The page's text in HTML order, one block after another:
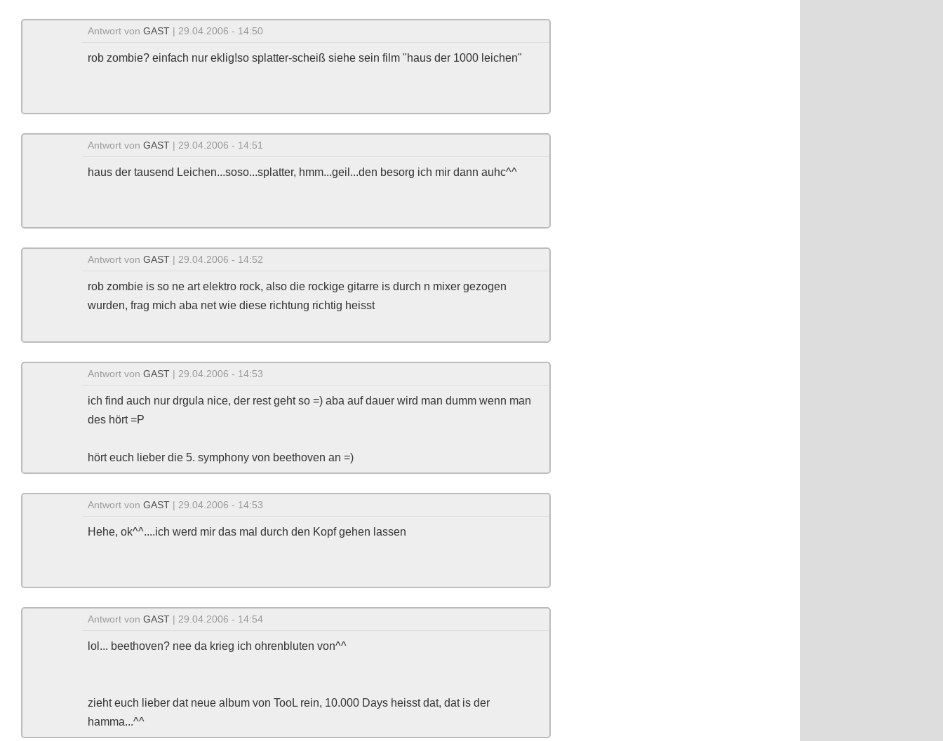
Antwort von GAST | 29.04.2006 - 14:50
rob zombie? einfach nur eklig!so splatter-scheiß siehe sein film "haus der 1000 leichen"
Antwort von GAST | 29.04.2006 - 14:51
haus der tausend Leichen...soso...splatter, hmm...geil...den besorg ich mir dann auhc^^
Antwort von GAST | 29.04.2006 - 14:52
rob zombie is so ne art elektro rock, also die rockige gitarre is durch n mixer gezogen
wurden, frag mich aba net wie diese richtung richtig heisst
Antwort von GAST | 29.04.2006 - 14:53
ich find auch nur drgula nice, der rest geht so =) aba auf dauer wird man dumm wenn man
des hört =P
hört euch lieber die 5. symphony von beethoven an =)
Antwort von GAST | 29.04.2006 - 14:53
Hehe, ok^^....ich werd mir das mal durch den Kopf gehen lassen
Antwort von GAST | 29.04.2006 - 14:54
lol... beethoven? nee da krieg ich ohrenbluten von^^
zieht euch lieber dat neue album von TooL rein, 10.000 Days heisst dat, dat is der
hamma...^^